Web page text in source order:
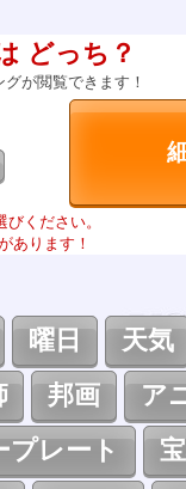
どっち？
が閲覧できます！
ください。
あります！
曜日 天気
邦画 ア
プレート